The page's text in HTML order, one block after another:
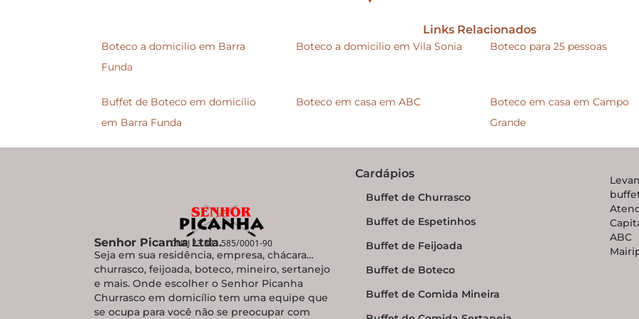
Links Relacionados
Boteco a domicilio em Barra
Funda
Boteco a domicilio em Vila Sonia Boteco para 25 pessoas
Buffet de Boteco em domicílio
em Barra Funda
Boteco em casa em ABC
Boteco em casa em Campo
Grande
Senhor Picanha Ltda.CNPJ 23.521.585/0001-90
Seja em sua residência, empresa, chácara…
churrasco, feijoada, boteco, mineiro, sertanejo
e mais. Onde escolher o Senhor Picanha
Churrasco em domicílio tem uma equipe que
se ocupa para você não se preocupar com
Cardápios
Buffet de Churrasco
Buffet de Espetinhos
Buffet de Feijoada
Buffet de Boteco
Buffet de Comida Mineira
ABC